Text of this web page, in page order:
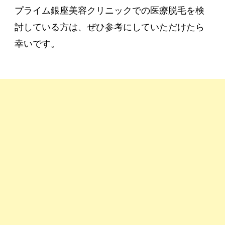
毛
【レ
ポ】)
プライム銀座美容クリニックでの医療脱毛を検
討している方は、ぜひ参考にしていただけたら
幸いです。